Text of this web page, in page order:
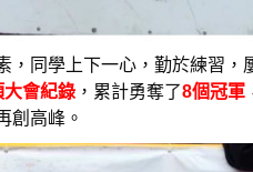
同學上下一心，勤於練習
大會紀錄 ，累計勇奪了8個冠軍
創高峰。